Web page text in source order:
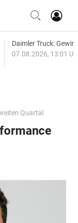
Daimler Truck:
07.08.2026, 13:01
Quartal